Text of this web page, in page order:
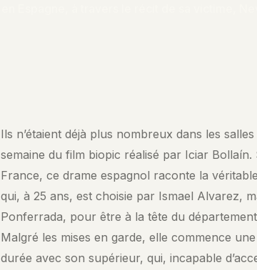
Interrogez
de cet article
plus pertinents.
QUESTIONS
Ils n’étaient déjà plus nombreux dans les
semaine du film biopic réalisé par Iciar
France, ce drame espagnol raconte la
qui, à 25 ans, est choisie par Ismael Alvarez,
Ponferrada, pour être à la tête du
Malgré les mises en garde, elle commence
durée avec son supérieur, qui, incapable